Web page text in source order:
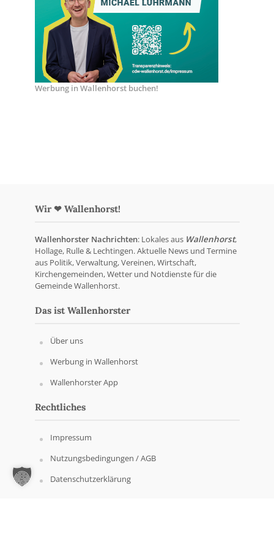
Werbung in Wallenhorst buchen!
Wir ❤ Wallenhorst!
Wallenhorster Nachrichten: Lokales aus Wallenhorst,
Hollage, Rulle & Lechtingen. Aktuelle News und Termine
aus Politik, Verwaltung, Vereinen, Wirtschaft,
Kirchengemeinden, Wetter und Notdienste für die
Gemeinde Wallenhorst.
Das ist Wallenhorster
Über uns
Werbung in Wallenhorst
Wallenhorster App
Rechtliches
Impressum
Nutzungsbedingungen / AGB
Datenschutzerklärung